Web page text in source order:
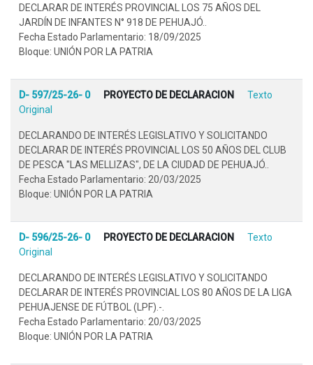
DECLARAR DE INTERÉS PROVINCIAL LOS 75 AÑOS DEL
JARDÍN DE INFANTES N° 918 DE PEHUAJÓ..
Fecha Estado Parlamentario: 18/09/2025
Bloque: UNIÓN POR LA PATRIA
D- 597/25-26- 0 PROYECTO DE DECLARACION
Texto
Original
DECLARANDO DE INTERÉS LEGISLATIVO Y SOLICITANDO
DECLARAR DE INTERÉS PROVINCIAL LOS 50 AÑOS DEL CLUB
DE PESCA "LAS MELLIZAS", DE LA CIUDAD DE PEHUAJÓ..
Fecha Estado Parlamentario: 20/03/2025
Bloque: UNIÓN POR LA PATRIA
D- 596/25-26- 0 PROYECTO DE DECLARACION
Texto
Original
DECLARANDO DE INTERÉS LEGISLATIVO Y SOLICITANDO
DECLARAR DE INTERÉS PROVINCIAL LOS 80 AÑOS DE LA LIGA
PEHUAJENSE DE FÚTBOL (LPF).-.
Fecha Estado Parlamentario: 20/03/2025
Bloque: UNIÓN POR LA PATRIA